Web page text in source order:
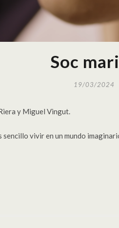
Soc
19/03/2024
y Miguel Vingut.
sencillo vivir en un mundo